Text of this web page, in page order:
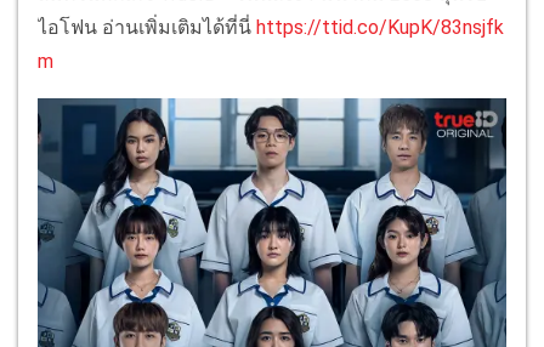
ไอโฟน อ่านเพิ่มเติมได้ที่นี่ https://ttid.co/KupK/83nsjfk
m